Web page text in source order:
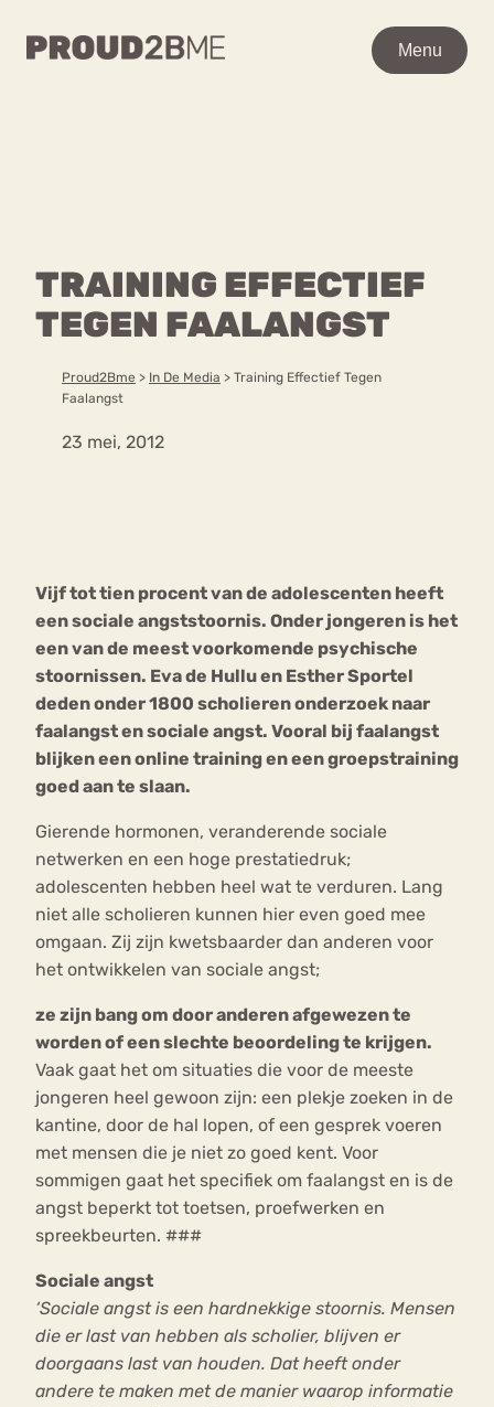
Menu
TRAINING EFFECTIEF
TEGEN FAALANGST
Proud2Bme > In De Media > Training Effectief Tegen
Faalangst
23 mei, 2012
Vijf tot tien procent van de adolescenten heeft
een sociale angststoornis. Onder jongeren is het
een van de meest voorkomende psychische
stoornissen. Eva de Hullu en Esther Sportel
deden onder 1800 scholieren onderzoek naar
faalangst en sociale angst. Vooral bij faalangst
blijken een online training en een groepstraining
goed aan te slaan.
Gierende hormonen, veranderende sociale
netwerken en een hoge prestatiedruk;
adolescenten hebben heel wat te verduren. Lang
niet alle scholieren kunnen hier even goed mee
omgaan. Zij zijn kwetsbaarder dan anderen voor
het ontwikkelen van sociale angst;
ze zijn bang om door anderen afgewezen te
worden of een slechte beoordeling te krijgen.
Vaak gaat het om situaties die voor de meeste
jongeren heel gewoon zijn: een plekje zoeken in de
kantine, door de hal lopen, of een gesprek voeren
met mensen die je niet zo goed kent. Voor
sommigen gaat het specifiek om faalangst en is de
angst beperkt tot toetsen, proefwerken en
spreekbeurten. ###
Sociale angst
‘Sociale angst is een hardnekkige stoornis. Mensen
die er last van hebben als scholier, blijven er
doorgaans last van houden. Dat heeft onder
andere te maken met de manier waarop informatie
Menu
Content
Over ons
Forum
WAAR BEN JE NAAR OP
Over proud2bme
Contact
Vacatures
Privacyverklaring
mia
Nerv
osa
Eetstoornis Anorexia Nervosa
Eetbuien Piekeren Sport
Trauma
Orthorexia
Afvallen Angst